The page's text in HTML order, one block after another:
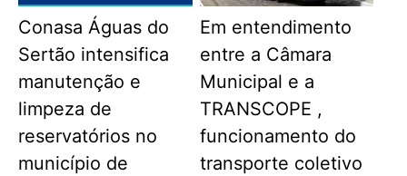
Conasa Águas do
Sertão intensifica
manutenção e
limpeza de
reservatórios no
município de
Em entendimento
entre a Câmara
Municipal e a
TRANSCOPE ,
funcionamento do
transporte coletivo